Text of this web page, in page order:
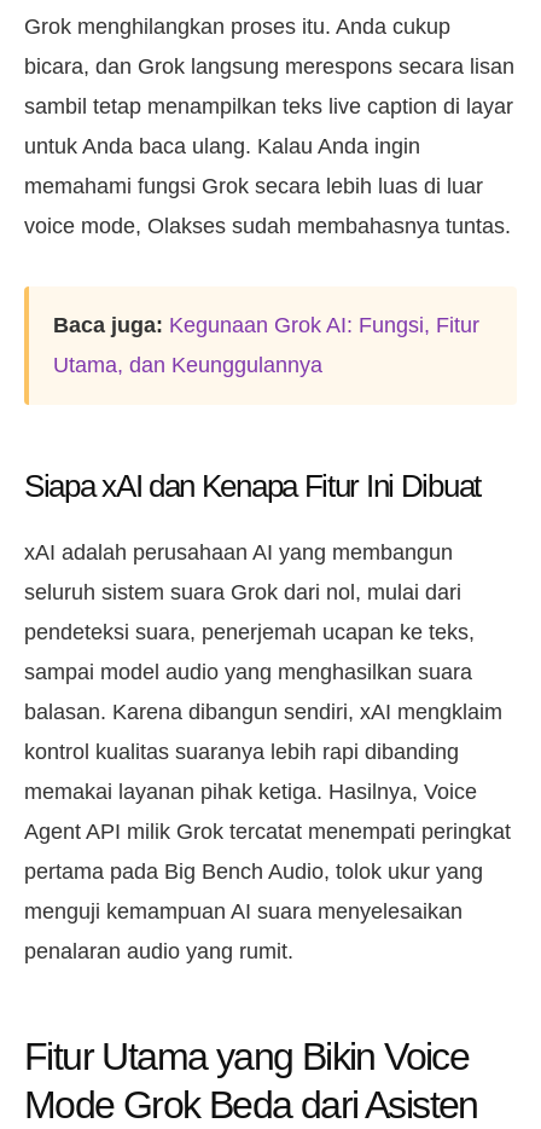
Grok menghilangkan proses itu. Anda cukup
bicara, dan Grok langsung merespons secara lisan
sambil tetap menampilkan teks live caption di layar
untuk Anda baca ulang. Kalau Anda ingin
memahami fungsi Grok secara lebih luas di luar
voice mode, Olakses sudah membahasnya tuntas.
Baca juga: Kegunaan Grok AI: Fungsi, Fitur
Utama, dan Keunggulannya
Siapa xAI dan Kenapa Fitur Ini Dibuat
xAI adalah perusahaan AI yang membangun
seluruh sistem suara Grok dari nol, mulai dari
pendeteksi suara, penerjemah ucapan ke teks,
sampai model audio yang menghasilkan suara
balasan. Karena dibangun sendiri, xAI mengklaim
kontrol kualitas suaranya lebih rapi dibanding
memakai layanan pihak ketiga. Hasilnya, Voice
Agent API milik Grok tercatat menempati peringkat
pertama pada Big Bench Audio, tolok ukur yang
menguji kemampuan AI suara menyelesaikan
penalaran audio yang rumit.
Fitur Utama yang Bikin Voice
Mode Grok Beda dari Asisten